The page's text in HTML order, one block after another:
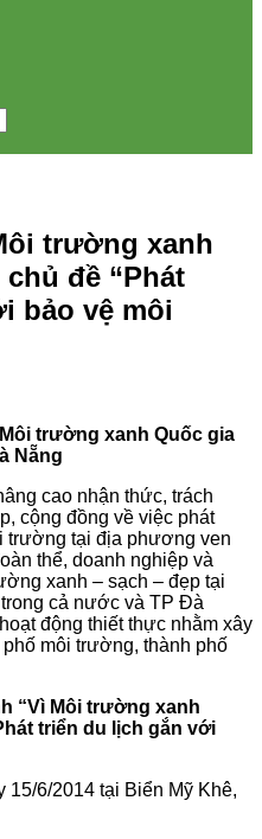
trường xanh
đề “Phát
bảo vệ môi
trường xanh Quốc gia
Nẵng
cao nhận thức, trách
cộng đồng về việc phát
trường tại địa phương ven
thể, doanh nghiệp và
xanh – sạch – đẹp tại
cả nước và TP Đà
động thiết thực nhằm xây
môi trường, thành phố
“Vì Môi trường xanh
triển du lịch gắn với
15/6/2014 tại Biển Mỹ Khê,